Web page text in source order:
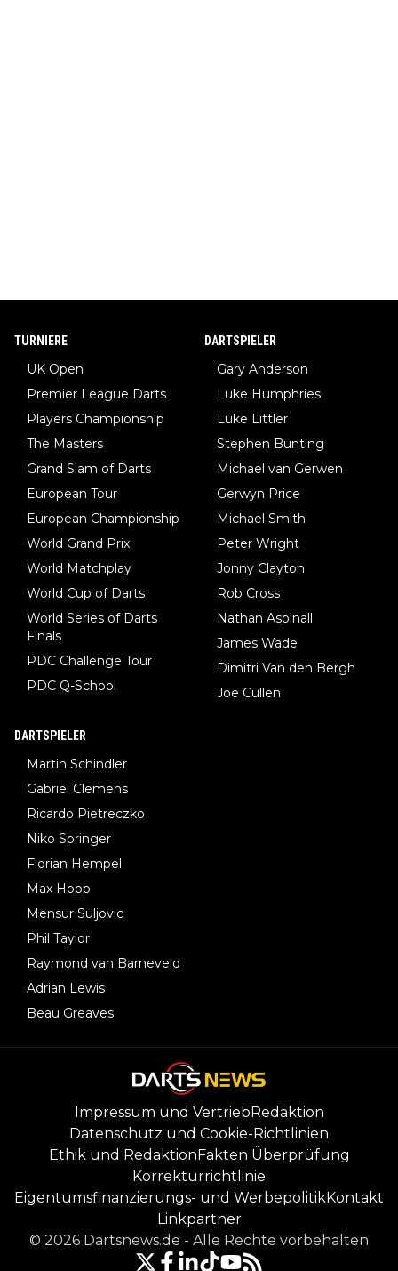
TURNIERE
UK Open
Premier League Darts
Players Championship
The Masters
Grand Slam of Darts
European Tour
European Championship
World Grand Prix
World Matchplay
World Cup of Darts
World Series of Darts
Finals
PDC Challenge Tour
PDC Q-School
DARTSPIELER
Gary Anderson
Luke Humphries
Luke Littler
Stephen Bunting
Michael van Gerwen
Gerwyn Price
Michael Smith
Peter Wright
Jonny Clayton
Rob Cross
Nathan Aspinall
James Wade
Dimitri Van den Bergh
Joe Cullen
DARTSPIELER
Martin Schindler
Gabriel Clemens
Ricardo Pietreczko
Niko Springer
Florian Hempel
Max Hopp
Mensur Suljovic
Phil Taylor
Raymond van Barneveld
Adrian Lewis
Beau Greaves
Impressum und VertriebRedaktion
Datenschutz und Cookie-Richtlinien
Ethik und RedaktionFakten Überprüfung
Korrekturrichtlinie
Eigentumsfinanzierungs- und WerbepolitikKontakt
Linkpartner
© 2026 Dartsnews.de - Alle Rechte vorbehalten